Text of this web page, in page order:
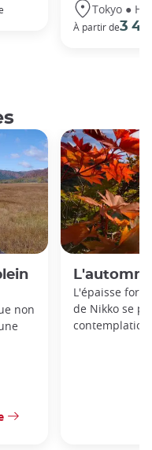
Tokyo ●
À partir de3
non
L'épaisse
de Nikko se